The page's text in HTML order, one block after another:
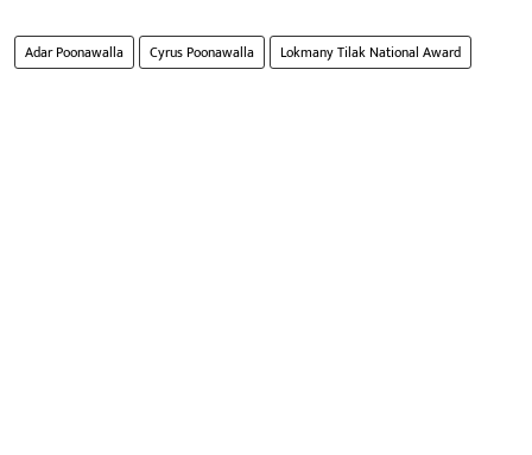
Adar Poonawalla Cyrus Poonawalla Lokmany Tilak National Award